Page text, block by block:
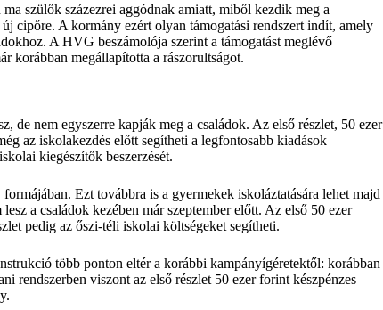
szülők százezrei aggódnak amiatt, miből kezdik meg a
cipőre. A kormány ezért olyan támogatási rendszert indít, amely
A HVG beszámolója szerint a támogatást meglévő
korábban megállapította a rászorultságot.
de nem egyszerre kapják meg a családok. Az első részlet, 50 ezer
az iskolakezdés előtt segítheti a legfontosabb kiadások
kiegészítők beszerzését.
Ezt továbbra is a gyermekek iskoláztatására lehet majd
a családok kezében már szeptember előtt. Az első 50 ezer
pedig az őszi-téli iskolai költségeket segítheti.
több ponton eltér a korábbi kampányígéretektől: korábban
rendszerben viszont az első részlet 50 ezer forint készpénzes